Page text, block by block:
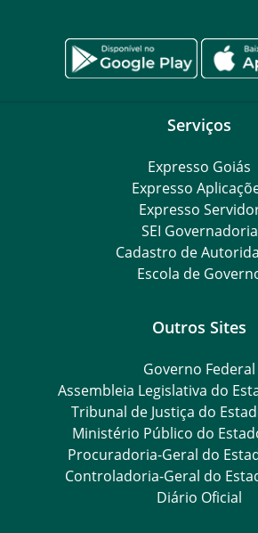
Serviços
Expresso Goiás
Expresso
Expresso
SEI Governadoria
Cadastro de
Escola de
Outros Sites
Governo Federal
Assembleia Legislativa do
Tribunal de Justiça do
Ministério Público do
Procuradoria-Geral do
Controladoria-Geral do
Diário Oficial